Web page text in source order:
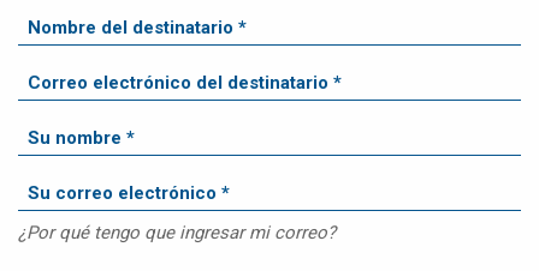
¿Por qué tengo que ingresar mi correo?